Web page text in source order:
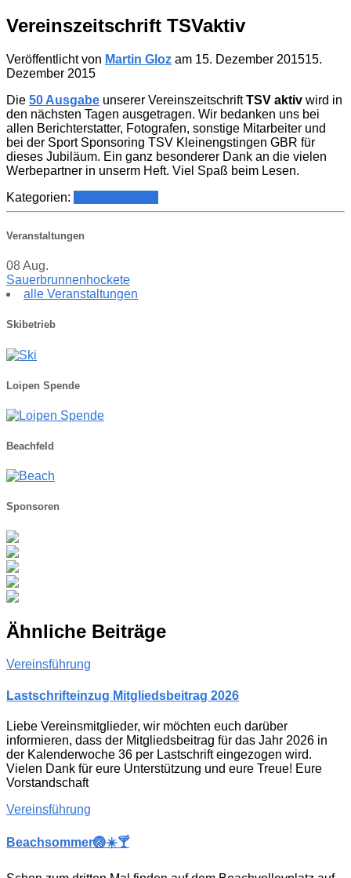
Vereinszeitschrift TSVaktiv
Veröffentlicht von Martin Gloz am 15. Dezember 201515.
Dezember 2015
Die 50 Ausgabe unserer VereinszeitschriftTSV aktiv wird in
den nächsten Tagen ausgetragen. Wir bedanken uns bei
allen Berichterstatter, Fotografen, sonstige Mitarbeiter und
bei der Sport Sponsoring TSV Kleinengstingen GBR für
dieses Jubiläum. Ein ganz besonderer Dank an die vielen
Werbepartner in unserm Heft. Viel Spaß beim Lesen.
Kategorien:
Veranstaltungen
08Aug.
Sauerbrunnenhockete
alle Veranstaltungen
Skibetrieb
Loipen Spende
Beachfeld
Sponsoren
Ähnliche Beiträge
Vereinsführung
Lastschrifteinzug Mitgliedsbeitrag 2026
Liebe Vereinsmitglieder, wir möchten euch darüber
informieren, dass der Mitgliedsbeitrag für das Jahr 2026 in
der Kalenderwoche 36 per Lastschrift eingezogen wird.
Vielen Dank für eure Unterstützung und eure Treue! Eure
Vorstandschaft
Vereinsführung
Beachsommer🏐☀️🍸